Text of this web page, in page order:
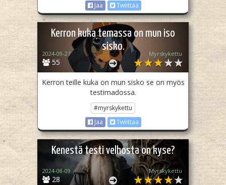
Jaa
Twiittaa
Kerron kuka temassa on mun iso
sisko.
55
2024-09-27 Myrskykettu
Kerron teille kuka on mun sisko se on myös
testimadossa.
#myrskykettu
Jaa
Twiittaa
Kenestä testi velhosta on kyse?
28
2024-08-09 Myrskykettu